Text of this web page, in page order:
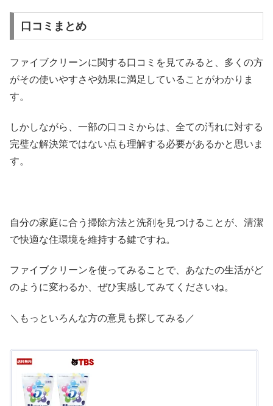
口コミまとめ
ファイブクリーンに関する口コミを見てみると、多くの方
がその使いやすさや効果に満足していることがわかりま
す。
しかしながら、一部の口コミからは、全ての汚れに対する
完璧な解決策ではない点も理解する必要があるかと思いま
す。
自分の家庭に合う掃除方法と洗剤を見つけることが、清潔
で快適な住環境を維持する鍵ですね。
ファイブクリーンを使ってみることで、あなたの生活がど
のように変わるか、ぜひ実感してみてくださいね。
＼もっといろんな方の意見も探してみる／